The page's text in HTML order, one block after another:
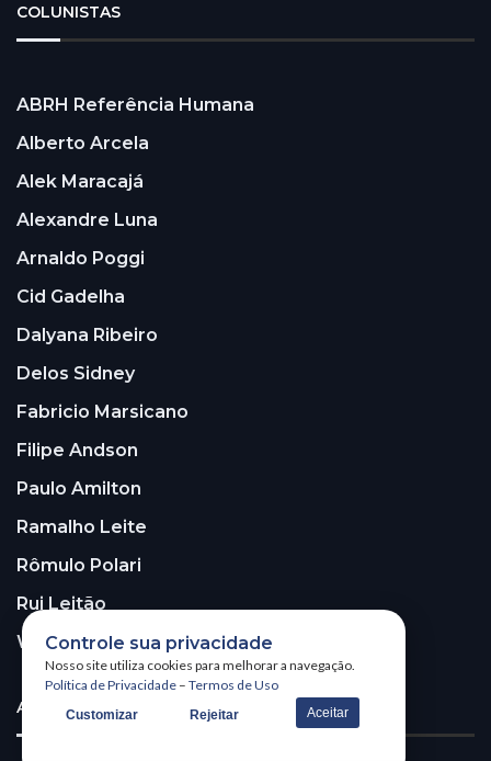
COLUNISTAS
ABRH Referência Humana
Alberto Arcela
Alek Maracajá
Alexandre Luna
Arnaldo Poggi
Cid Gadelha
Dalyana Ribeiro
Delos Sidney
Fabricio Marsicano
Filipe Andson
Paulo Amilton
Ramalho Leite
Rômulo Polari
Rui Leitão
Walter Santos
ASSINE A NOSSA NEWSLETTER!
Controle sua privacidade
Nosso site utiliza cookies para melhorar a navegação.
Política de Privacidade – Termos de Uso
Customizar Rejeitar Aceitar